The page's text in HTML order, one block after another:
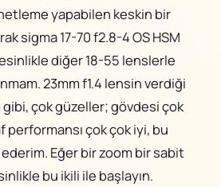
yapabilen keskin bir
sigma 17-70 f2.8-4 OS HSM
diğer 18-55 lenslerle
23mm f1.4 lensin verdiği
çok güzeller; gövdesi çok
performansı çok çok iyi, bu
Eğer bir zoom bir sabit
bu ikili ile başlayın.